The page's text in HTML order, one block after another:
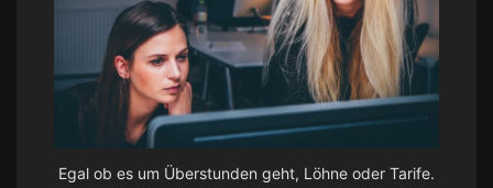
Egal ob es um Überstunden geht, Löhne oder Tarife.